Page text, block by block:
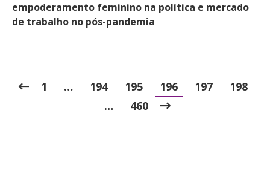
empoderamento feminino na política e mercado
de trabalho no pós-pandemia
1 … 194 195 196 197
198
…
460